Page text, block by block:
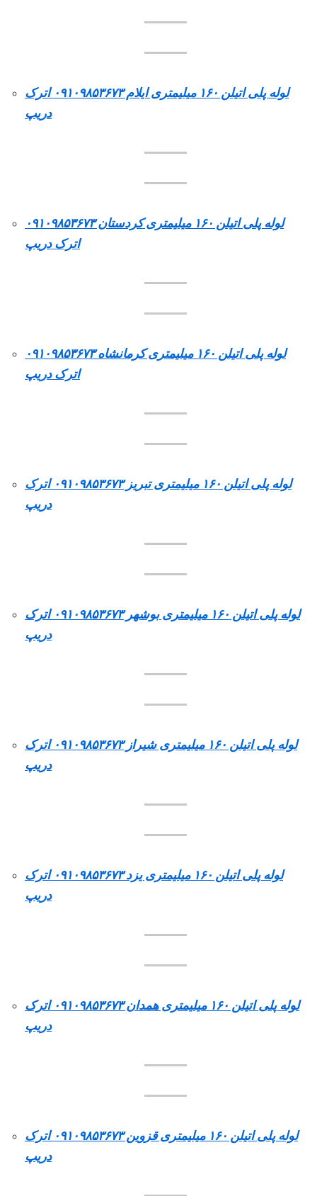
لوله پلی اتیلن ۱۶۰ میلیمتری ایلام ۰۹۱۰۹۸۵۳۶۷۳ اترک
دریپ
لوله پلی اتیلن ۱۶۰ میلیمتری کردستان ۰۹۱۰۹۸۵۳۶۷۳
اترک دریپ
لوله پلی اتیلن ۱۶۰ میلیمتری کرمانشاه ۰۹۱۰۹۸۵۳۶۷۳
اترک دریپ
لوله پلی اتیلن ۱۶۰ میلیمتری تبریز ۰۹۱۰۹۸۵۳۶۷۳ اترک
دریپ
لوله پلی اتیلن ۱۶۰ میلیمتری بوشهر ۰۹۱۰۹۸۵۳۶۷۳ اترک
دریپ
لوله پلی اتیلن ۱۶۰ میلیمتری شیراز ۰۹۱۰۹۸۵۳۶۷۳ اترک
دریپ
لوله پلی اتیلن ۱۶۰ میلیمتری یزد ۰۹۱۰۹۸۵۳۶۷۳ اترک
دریپ
لوله پلی اتیلن ۱۶۰ میلیمتری همدان ۰۹۱۰۹۸۵۳۶۷۳ اترک
دریپ
لوله پلی اتیلن ۱۶۰ میلیمتری قزوین ۰۹۱۰۹۸۵۳۶۷۳ اترک
دریپ